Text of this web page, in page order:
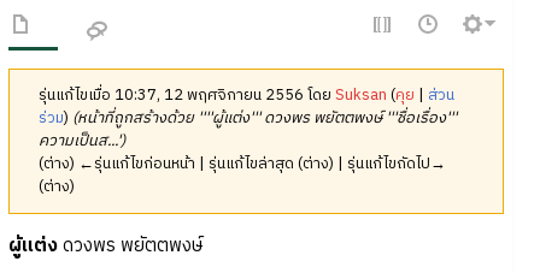
รุ่นแก้ไขเมื่อ 10:37, 12 พฤศจิกายน 2556 โดยSuksan (คุย | ส่วน
ร่วม) (หน้าที่ถูกสร้างด้วย ''''ผู้แต่ง''' ดวงพร พยัตตพงษ์ '''ชื่อเรื่อง'''
ความเป็นส...')
(ต่าง) ←รุ่นแก้ไขก่อนหน้า | รุ่นแก้ไขล่าสุด (ต่าง) | รุ่นแก้ไขถัดไป→
(ต่าง)
ผู้แต่งดวงพร พยัตตพงษ์